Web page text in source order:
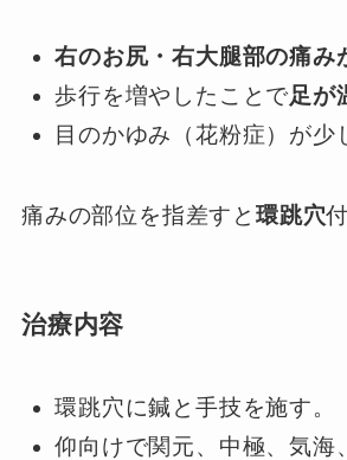
右のお尻・右大腿部の痛み
歩行を増やしたことで足が
目のかゆみ（花粉症）が少
痛みの部位を指差すと 環跳穴
治療内容
環跳穴に鍼と手技を施す。
仰向けで関元、中極、気海